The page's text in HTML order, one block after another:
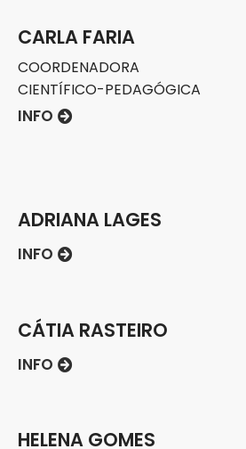
CARLA FARIA
COORDENADORA
CIENTÍFICO-PEDAGÓGICA
INFO
ADRIANA LAGES
INFO
CÁTIA RASTEIRO
INFO
HELENA GOMES